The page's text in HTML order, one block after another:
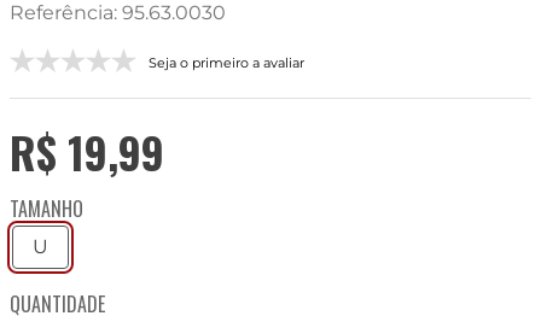
Referência: 95.63.0030
Seja o primeiro a avaliar
R$ 19,99
TAMANHO
U
QUANTIDADE